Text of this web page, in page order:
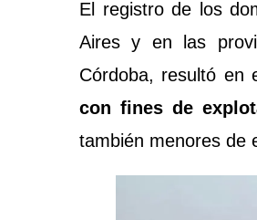
El registro de los
Aires y en las
Córdoba, resultó en
con fines de
también menores de